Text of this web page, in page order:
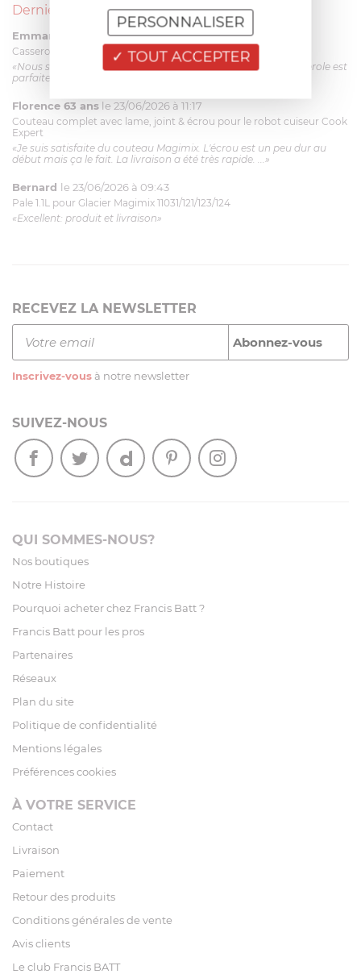
Derniers avis produits
Emmanuel 56 ansle 23/06/2026 à 12:04
Casserole mini 9 cm Castelpro 5 ply poignée fixe
«Nous sommes dans un produit de haute qualité. Cette casserole est
parfaite pour l'élaboration des sauces et vient complé...»
Florence 63 ans le 23/06/2026 à 11:17
Couteau complet avec lame, joint & écrou pour le robot cuiseur Cook
Expert
«Je suis satisfaite du couteau Magimix. L'écrou est un peu dur au
début mais ça le fait. La livraison a été très rapide. ...»
Bernard le 23/06/2026 à 09:43
Pale 1.1L pour Glacier Magimix 11031/121/123/124
«Excellent: produit et livraison»
RECEVEZ LA NEWSLETTER
Inscrivez-vous à notre newsletter
SUIVEZ-NOUS
QUI SOMMES-NOUS?
Nos boutiques
Notre Histoire
Pourquoi acheter chez Francis Batt ?
Francis Batt pour les pros
Partenaires
Réseaux
Plan du site
Politique de confidentialité
Mentions légales
Préférences cookies
À VOTRE SERVICE
Contact
Livraison
Paiement
Retour des produits
Conditions générales de vente
Avis clients
Le club Francis BATT
TOUT ACCEPTER
PERSONNALISER